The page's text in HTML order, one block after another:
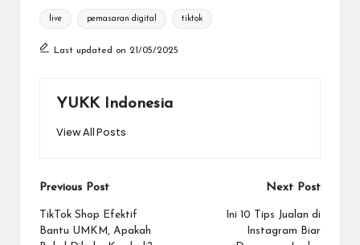
Tags:
live pemasaran digital tiktok
Last updated on 21/05/2025
YUKK Indonesia
View All Posts
Post
navigation
Previous Post
TikTok Shop Efektif
Bantu UMKM, Apakah
Next Post
Ini 10 Tips Jualan di
Instagram Biar